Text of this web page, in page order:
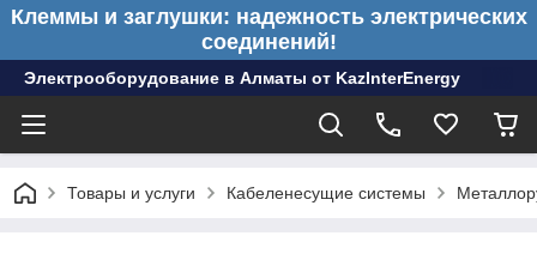
Клеммы и заглушки: надежность электрических
соединений!
Электрооборудование в Алматы от KazInterEnergy
Товары и услуги Кабеленесущие системы